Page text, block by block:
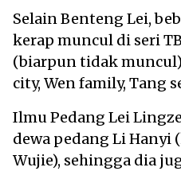
Selain Benteng Lei,
kerap muncul di seri
(biarpun tidak
city, Wen family, Tang
Ilmu Pedang Lei
dewa pedang Li Hanyi
Wujie), sehingga dia